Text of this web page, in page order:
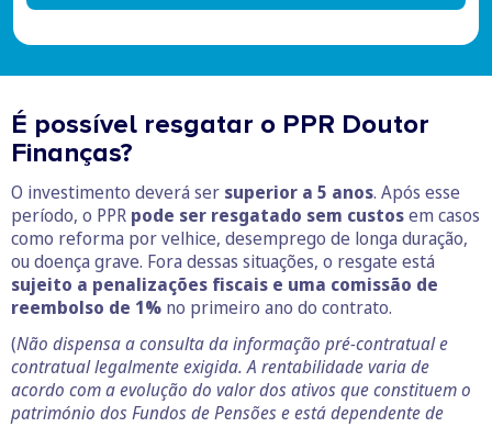
É possível resgatar o PPR Doutor
Finanças?
O investimento deverá ser superior a 5 anos. Após esse
período, o PPR pode ser resgatado sem custosem casos
como reforma por velhice, desemprego de longa duração,
ou doença grave. Fora dessas situações, o resgate está
sujeito a penalizações fiscais e uma comissão de
reembolso de 1% no primeiro ano do contrato.
(Não dispensa a consulta da informação pré-contratual e
contratual legalmente exigida. A rentabilidade varia de
acordo com a evolução do valor dos ativos que constituem o
património dos Fundos de Pensões e está dependente de